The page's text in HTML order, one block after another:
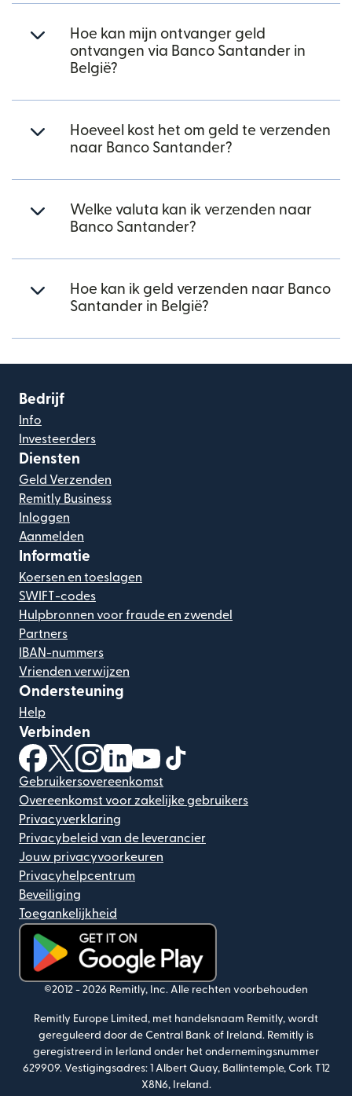
Hoe kan mijn ontvanger geld
ontvangen via Banco Santander in
België?
Hoeveel kost het om geld te verzenden
naar Banco Santander?
Welke valuta kan ik verzenden naar
Banco Santander?
Hoe kan ik geld verzenden naar Banco
Santander in België?
Bedrijf
Info
Investeerders
Diensten
Geld Verzenden
Remitly Business
Inloggen
Aanmelden
Informatie
Koersen en toeslagen
SWIFT-codes
Hulpbronnen voor fraude en zwendel
Partners
IBAN-nummers
Vrienden verwijzen
Ondersteuning
Help
Verbinden
(wordt geopend in een nieuw venster)
(wordt geopend in een nieuw venster)
(wordt geopend in een nieuw venster)
(wordt geopend in een nieuw venster)
(wordt geopend in een nieuw
Gebruikersovereenkomst
Overeenkomst voor zakelijke gebruikers
Privacyverklaring
Privacybeleid van de leverancier
Jouw privacyvoorkeuren
Privacyhelpcentrum
Beveiliging
Toegankelijkheid
(wordt geopend in een nieuw venster)
©2012 - 2026 Remitly, Inc. Alle rechten voorbehouden
Remitly Europe Limited, met handelsnaam Remitly, wordt
gereguleerd door de Central Bank of Ireland. Remitly is
geregistreerd in Ierland onder het ondernemingsnummer
629909. Vestigingsadres: 1 Albert Quay, Ballintemple, Cork T12
X8N6, Ireland.